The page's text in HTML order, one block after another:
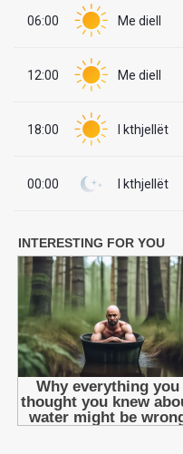
06:00 Me diell
12:00 Me diell
18:00 I kthjellët
00:00 I kthjellët